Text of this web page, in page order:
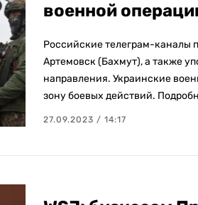
военной
Российские телеграм-каналы
Артемовск (Бахмут), а также
направления. Украинские
зону боевых действий.
27.09.2023 / 14:17